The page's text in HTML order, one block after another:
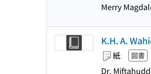
Merry
K.H. A.
紙 図書
Dr.